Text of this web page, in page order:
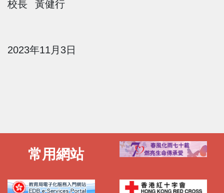
校長 黃健行
2023年11 月 3日
常用網站